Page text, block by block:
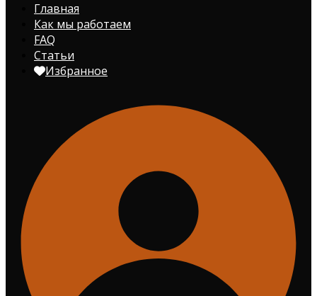
Главная
Как мы работаем
FAQ
Статьи
Избранное